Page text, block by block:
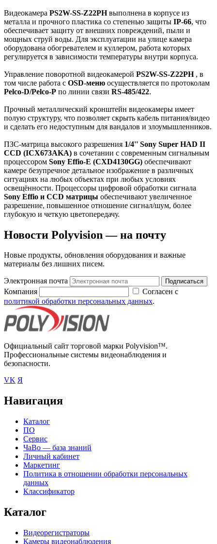
Видеокамера PS2W-SS-Z22PHвыполнена в корпусе из
металла и прочного плаcтика со степенью защиты IP-66, что
обеспечивает защиту от внешних повреждений, пыли и
мощных струй воды. Для эксплуатации на улице камера
оборудована обогревателем и куллером, работа которых
регулируется в зависимости температуры внутри корпуса.
Управление поворотной видеокамерой PS2W-SS-Z22PH, в
том числе работа с OSD-меню осуществляется по протоколам
Pelco-D/Pelco-P по линии связи RS-485/422.
Прочный металлический кронштейн видеокамеры имеет
полую структуру, что позволяет скрыть кабель питания/видео
и сделать его недоступным для вандалов и злоумышленников.
ПЗС-матрица высокого разрешения 1/4'' Sony Super HAD II
CCD (ICX673AKA) в сочетании с современным сигнальным
процессором Sony Effio-E (CXD4130GG) обеспечивают
камере безупречное детальное изображение в различных
ситуациях на любых объектах при любых условиях
освещённости. Процессоры цифровой обработки сигнала
Sony Effio и CCD матрицы обеспечивают увеличенное
разрешение, повышенное отношение сигнал/шум, более
глубокую и четкую цветопередачу.
Новости Polyvision — на почту
Новые продукты, обновления оборудования и важные
материалы без лишних писем.
Электронная почта Подписаться
Компания
Согласен с
политикой обработки персональных данных.
Официальный сайт торговой марки Polyvision™.
Профессиональные системы видеонаблюдения и
безопасности.
VK Я
Навигация
Каталог
ПО
Сервис
ЧаВо — база знаний
Личный кабинет
Маркетинг
Политика в отношении обработки персональных
данных
Классификатор
Каталог
Видеорегистраторы
Камеры видеонаблюдения